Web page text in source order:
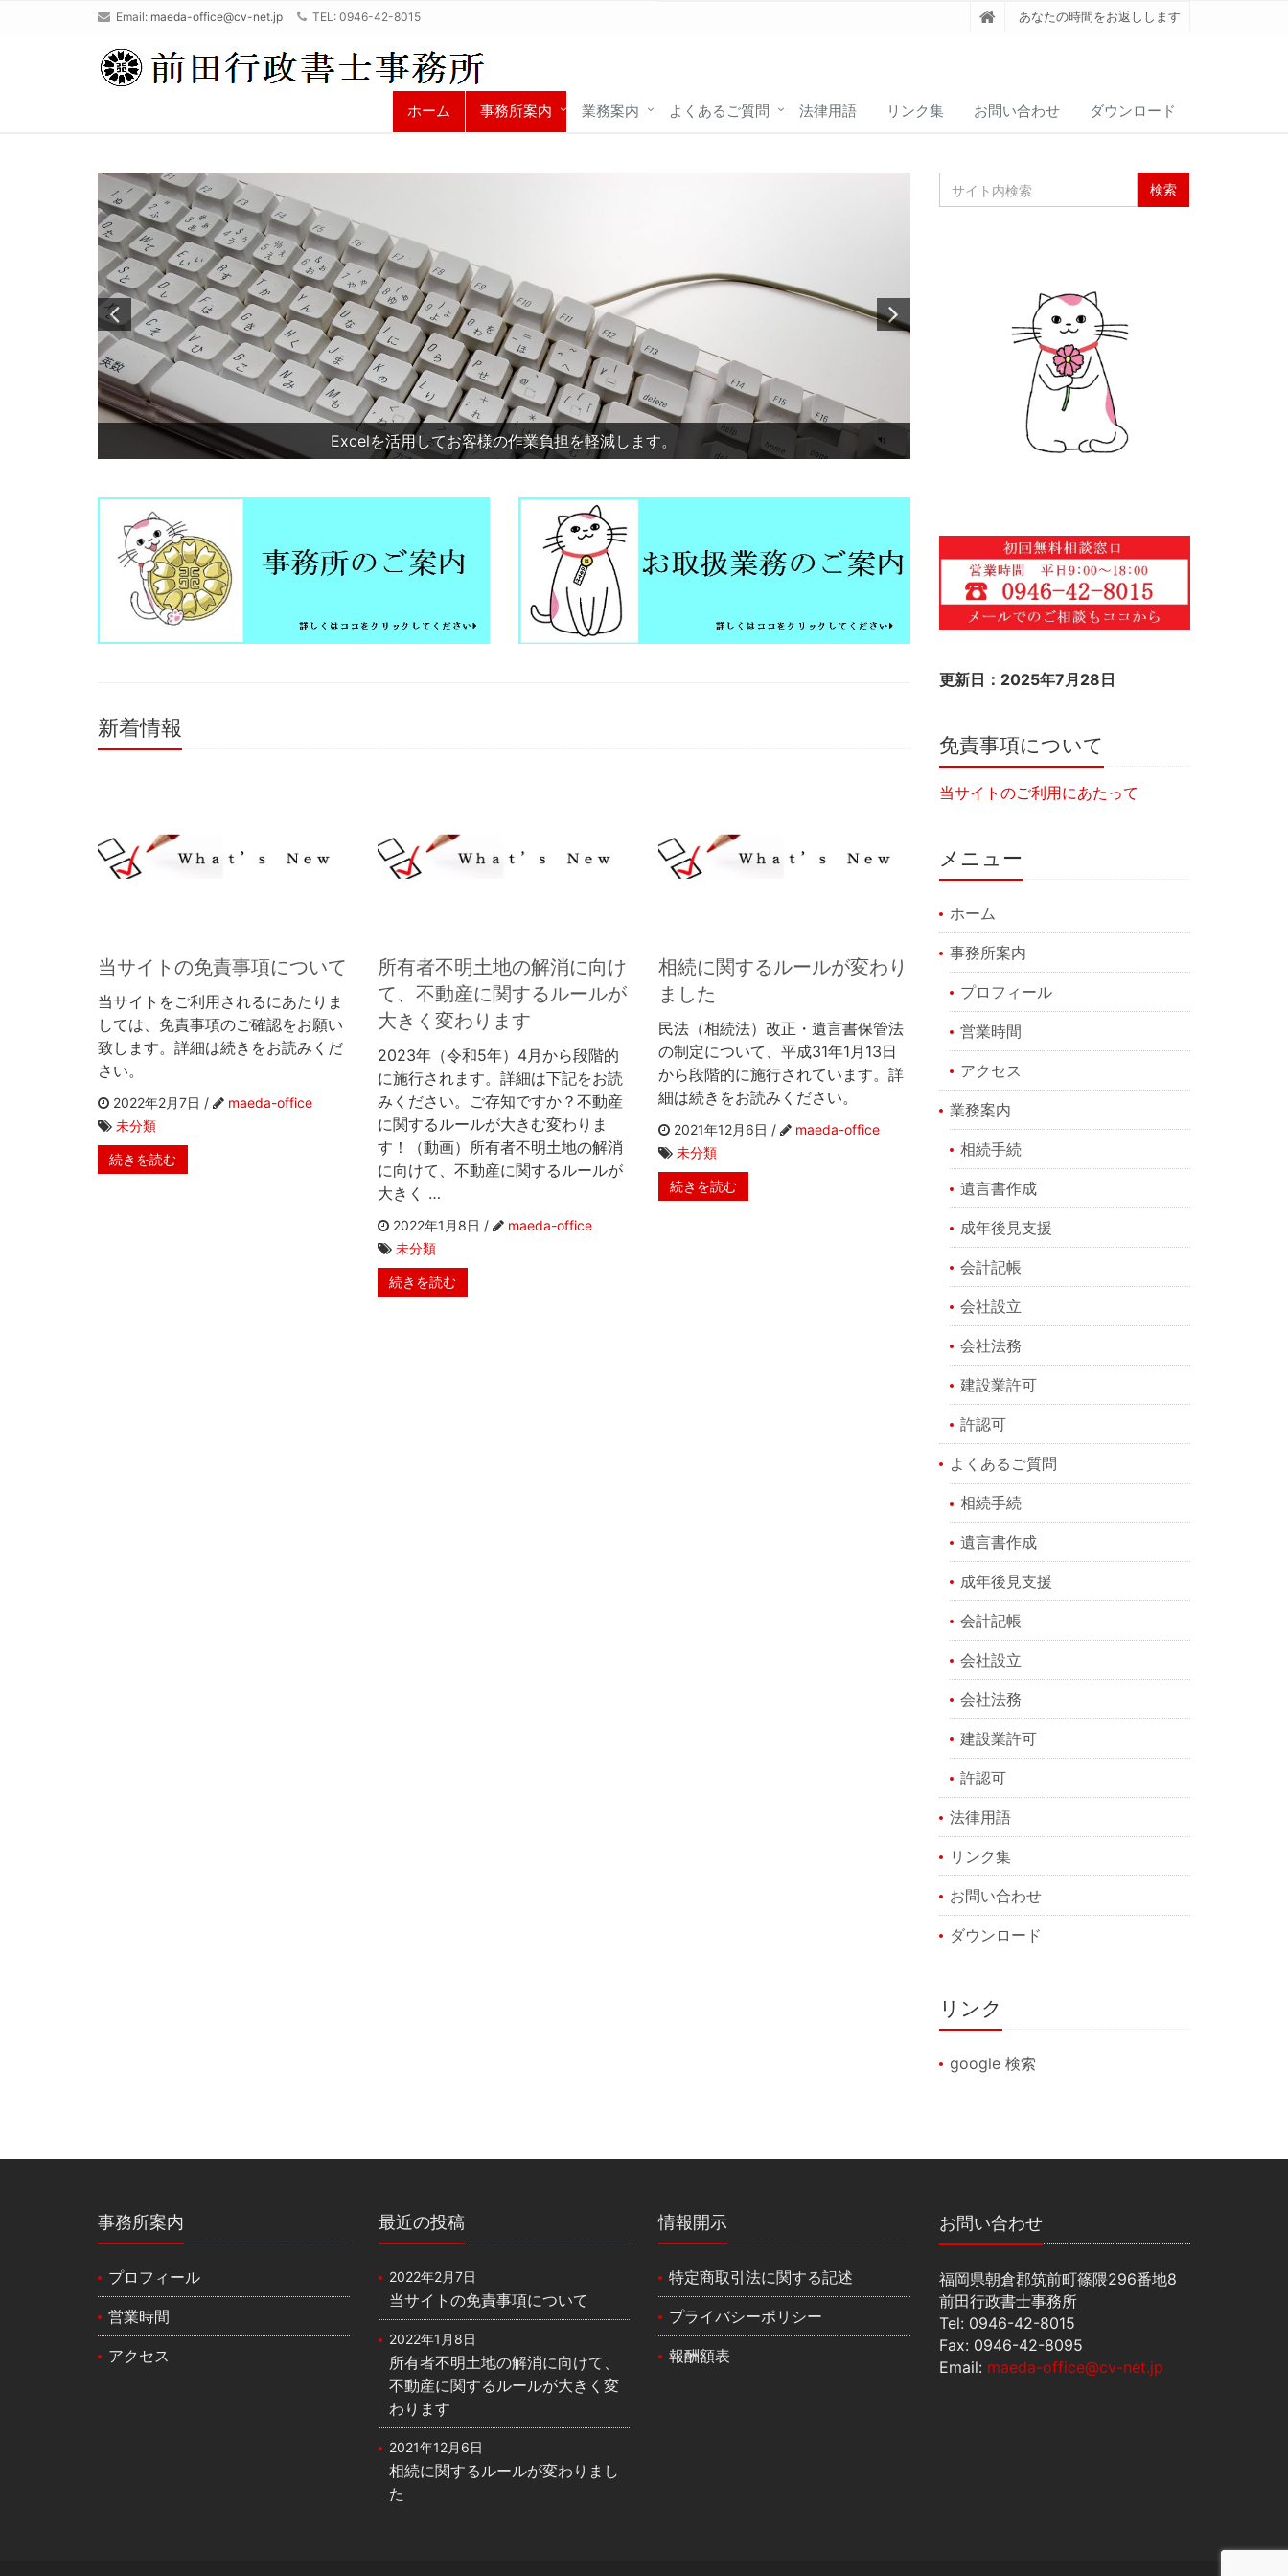
Email: maeda-office@cv-net.jp TEL: 0946-42-8015 あなたの時間をお返しします
ホーム 事務所案内 業務案内 よくあるご質問 法律用語 リンク集 お問い合わせ ダウンロード
Excelを活用してお客様の作業負担を軽減します。
新着情報
当サイトの免責事項について
当サイトをご利用されるにあたりま
しては、免責事項のご確認をお願い
致します。詳細は続きをお読みくだ
さい。
2022年2月7日 /
maeda-office
未分類
続きを読む
所有者不明土地の解消に向け
て、不動産に関するルールが
大きく変わります
2023年（令和5年）4月から段階的
に施行されます。詳細は下記をお読
みください。ご存知ですか？不動産
に関するルールが大きむ変わりま
す！（動画）所有者不明土地の解消
に向けて、不動産に関するルールが
大きく …
2022年1月8日 /
maeda-office
未分類
続きを読む
相続に関するルールが変わり
ました
民法（相続法）改正・遺言書保管法
の制定について、平成31年1月13日
から段階的に施行されています。詳
細は続きをお読みください。
2021年12月6日 /
maeda-office
未分類
続きを読む
更新日：2025年7月28日
免責事項について
当サイトのご利用にあたって
メニュー
ホーム
事務所案内
プロフィール
営業時間
アクセス
業務案内
相続手続
遺言書作成
成年後見支援
会計記帳
会社設立
会社法務
建設業許可
許認可
よくあるご質問
相続手続
遺言書作成
成年後見支援
会計記帳
会社設立
会社法務
建設業許可
許認可
法律用語
リンク集
お問い合わせ
ダウンロード
リンク
google 検索
事務所案内
プロフィール
営業時間
アクセス
最近の投稿
2022年2月7日
当サイトの免責事項について
2022年1月8日
所有者不明土地の解消に向けて、
不動産に関するルールが大きく変
わります
2021年12月6日
相続に関するルールが変わりまし
た
情報開示
特定商取引法に関する記述
プライバシーポリシー
報酬額表
お問い合わせ
福岡県朝倉郡筑前町篠隈296番地8
前田行政書士事務所
Tel: 0946-42-8015
Fax: 0946-42-8095
Email: maeda-office@cv-net.jp